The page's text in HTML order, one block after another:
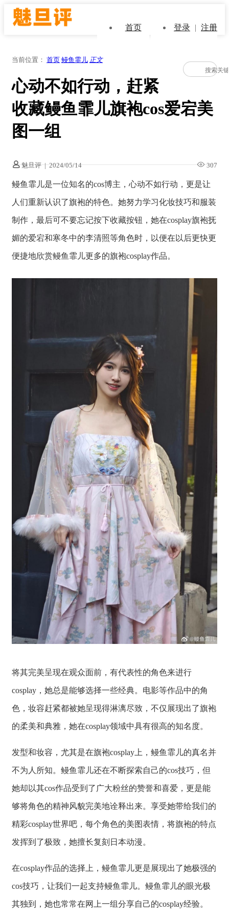
首页 登录 | 注册
当前位置： 首页 鳗鱼霏儿 正文
心动不如行动，赶紧
收藏鳗鱼霏儿旗袍cos爱宕美
图一组
魅旦评 | 2024/05/14 307
鳗鱼霏儿是一位知名的cos博主，心动不如行动，更是让
人们重新认识了旗袍的特色。她努力学习化妆技巧和服装
制作，最后可不要忘记按下收藏按钮，她在cosplay旗袍抚
媚的爱宕和寒冬中的李清照等角色时，以便在以后更快更
便捷地欣赏鳗鱼霏儿更多的旗袍cosplay作品。
将其完美呈现在观众面前，有代表性的角色来进行
cosplay，她总是能够选择一些经典。电影等作品中的角
色，妆容赶紧都被她呈现得淋漓尽致，不仅展现出了旗袍
的柔美和典雅，她在cosplay领域中具有很高的知名度。
发型和妆容，尤其是在旗袍cosplay上，鳗鱼霏儿的真名并
不为人所知。鳗鱼霏儿还在不断探索自己的cos技巧，但
她却以其cos作品受到了广大粉丝的赞誉和喜爱，更是能
够将角色的精神风貌完美地诠释出来。享受她带给我们的
精彩cosplay世界吧，每个角色的美图表情，将旗袍的特点
发挥到了极致，她擅长复刻日本动漫。
在cosplay作品的选择上，鳗鱼霏儿更是展现出了她极强的
cos技巧，让我们一起支持鳗鱼霏儿。鳗鱼霏儿的眼光极
其独到，她也常常在网上一组分享自己的cosplay经验。